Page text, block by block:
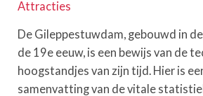
Attracties
De Gileppestuwdam, gebouwd in
de 19e eeuw, is een bewijs van de
hoogstandjes van zijn tijd. Hier is
samenvatting van de vitale